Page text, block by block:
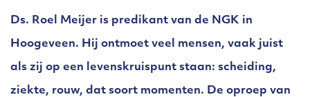
Ds. Roel Meijer is predikant van de NGK in
Hoogeveen. Hij ontmoet veel mensen, vaak juist
als zij op een levenskruispunt staan: scheiding,
ziekte, rouw, dat soort momenten. De oproep van